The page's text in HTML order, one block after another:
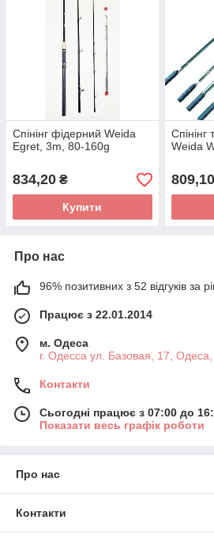
Спінінг фідерний Weida
Egret, 3m, 80-160g
834,20 ₴
Купити
Спінінг
Weida
809,10
Про нас
96% позитивних з 52 відгуків за
Працює з 22.01.2014
м. Одеса
г. Одесса ул. Базовая, 17, Одеса,
Контакти
Сьогодні працює з 07:00 до
Показати весь графік роботи
Про нас
Контакти